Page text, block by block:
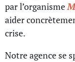
par l’organisme
aider
crise.
Notre agence se